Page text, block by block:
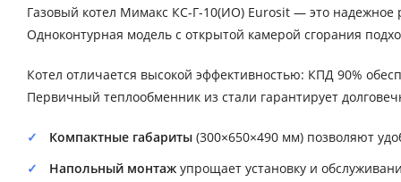
Газовый котел Мимакс КС-Г-10(ИО) Eurosit — это
Одноконтурная модель с открытой камерой сгорания
Котел отличается высокой эффективностью: КПД 90%
Первичный теплообменник из стали гарантирует
Компактные габариты (300×650×490 мм) позволяют
Напольный монтаж упрощает установку и